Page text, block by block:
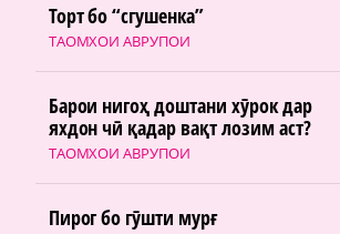
ТАОМХОИ АВРУПОИ
Торт бо “сгушенка”
ТАОМХОИ АВРУПОИ
Барои нигоҳ доштани хӯрок дар
яхдон чӣ қадар вақт лозим аст?
Пирог бо гӯшти мурғ